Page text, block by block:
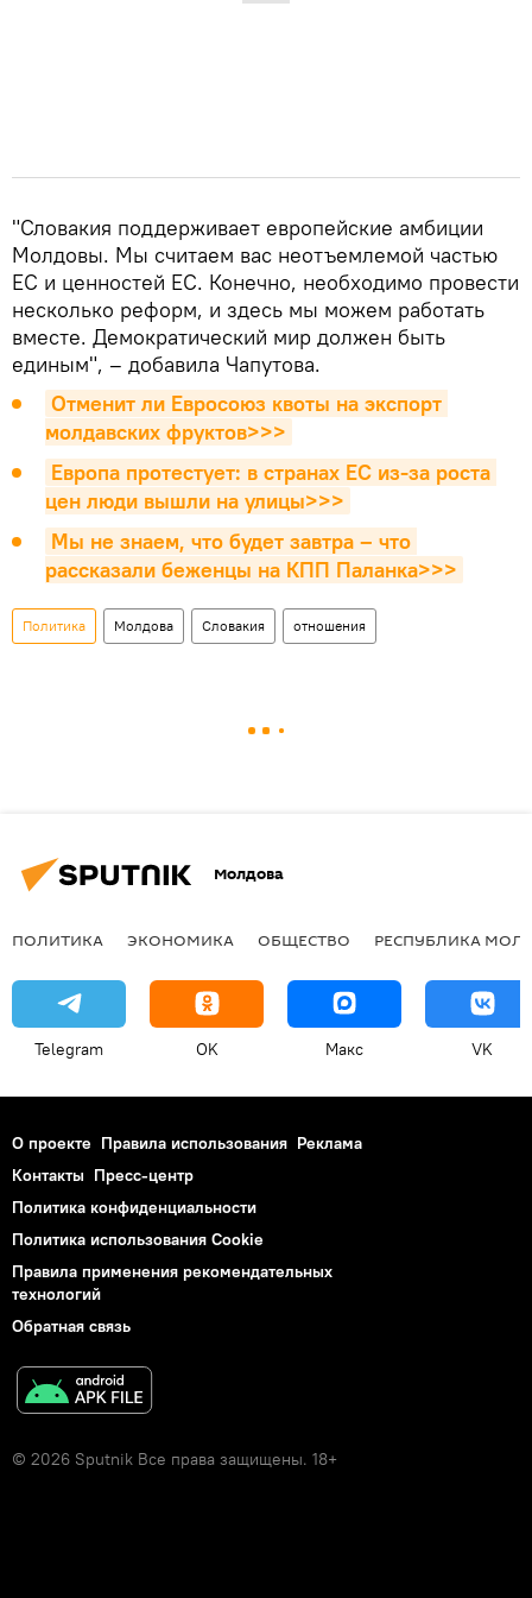
"Словакия поддерживает европейские амбиции
Молдовы. Мы считаем вас неотъемлемой частью
ЕС и ценностей ЕС. Конечно, необходимо провести
несколько реформ, и здесь мы можем работать
вместе. Демократический мир должен быть
единым", – добавила Чапутова.
Отменит ли Евросоюз квоты на экспорт
молдавских фруктов>>>
Европа протестует: в странах ЕС из-за роста
цен люди вышли на улицы>>>
Мы не знаем, что будет завтра – что
рассказали беженцы на КПП Паланка>>>
Политика Молдова Словакия отношения
Молдова
ПОЛИТИКА ЭКОНОМИКА ОБЩЕСТВО РЕСПУБЛИКА
Telegram OK Макс VK
О проекте Правила использования Реклама
Контакты Пресс-центр
Политика конфиденциальности
Политика использования Cookie
Правила применения рекомендательных
технологий
Обратная связь
© 2026 Sputnik Все права защищены. 18+